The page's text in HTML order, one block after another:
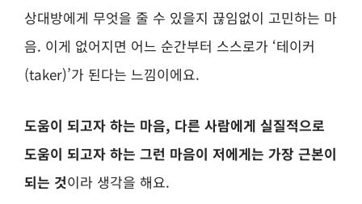
상대방에게 무엇을 줄 수 있을지 끊임없이 고민하는 마
음. 이게 없어지면 어느 순간부터 스스로가 ‘테이커
(taker)’가 된다는 느낌이에요.
도움이 되고자 하는 마음, 다른 사람에게 실질적으로
도움이 되고자 하는 그런 마음이 저에게는 가장 근본이
되는 것이라 생각을 해요.